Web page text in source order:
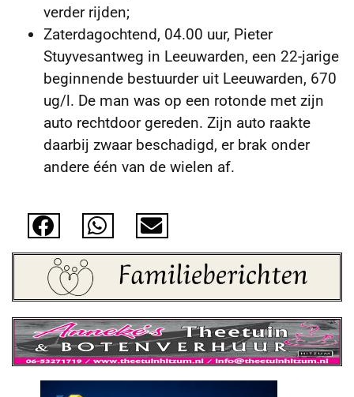
verder rijden;
Zaterdagochtend, 04.00 uur, Pieter
Stuyvesantweg in Leeuwarden, een 22-jarige
beginnende bestuurder uit Leeuwarden, 670
ug/l. De man was op een rotonde met zijn
auto rechtdoor gereden. Zijn auto raakte
daarbij zwaar beschadigd, er brak onder
andere één van de wielen af.